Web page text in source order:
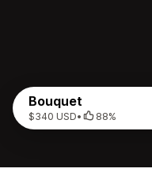
Bouquet
$340 USD• 88%